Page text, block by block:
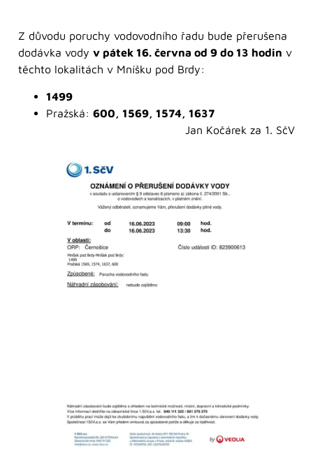
Z důvodu poruchy vodovodního řadu bude přerušena
dodávka vody v pátek 16. června od 9 do 13 hodin v
těchto lokalitách v Mníšku pod Brdy:
1499
Pražská: 600, 1569, 1574, 1637
Jan Kočárek za 1. SčV